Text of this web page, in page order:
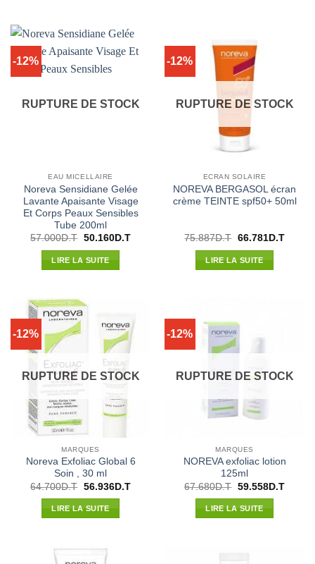
-12%
RUPTURE DE STOCK
EAU MICELLAIRE
Noreva Sensidiane Gelée
Lavante Apaisante Visage
Et Corps Peaux Sensibles
Tube 200ml
57.000D.T Le
initial
était :
50.160D.TLe
LIRE LA SUITE
-12%
RUPTURE DE STOCK
ECRAN SOLAIRE
NOREVA BERGASOL écran
crème TEINTE spf50+ 50ml
75.887D.T Le
initial
était :
66.781D.TLe
LIRE LA SUITE
-12%
RUPTURE DE STOCK
MARQUES
Noreva Exfoliac Global 6
Soin , 30 ml
64.700D.T Le
initial
était :
56.936D.TLe
LIRE LA SUITE
-12%
RUPTURE DE STOCK
MARQUES
NOREVA exfoliac lotion
125ml
67.680D.T Le
initial
était :
59.558D.TLe
LIRE LA SUITE